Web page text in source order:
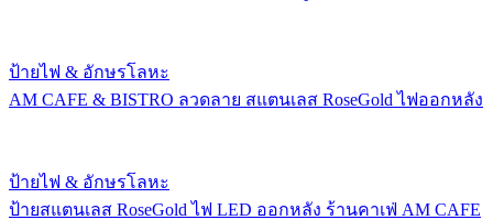
ป้ายไฟ & อักษรโลหะ
AM CAFE & BISTRO ลวดลาย สแตนเลส RoseGold ไฟออกหลัง
ป้ายไฟ & อักษรโลหะ
ป้ายสแตนเลส RoseGold ไฟ LED ออกหลัง ร้านคาเฟ่ AM CAFE